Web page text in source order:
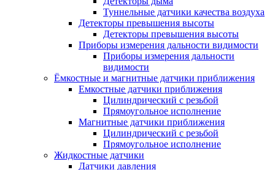
Туннельные датчики качества воздуха
Детекторы превышения высоты
Детекторы превышения высоты
Приборы измерения дальности видимости
Приборы измерения дальности
видимости
Ёмкостные и магнитные датчики приближения
Емкостные датчики приближения
Цилиндрический с резьбой
Прямоугольное исполнение
Магнитные датчики приближения
Цилиндрический с резьбой
Прямоугольное исполнение
Жидкостные датчики
Датчики давления